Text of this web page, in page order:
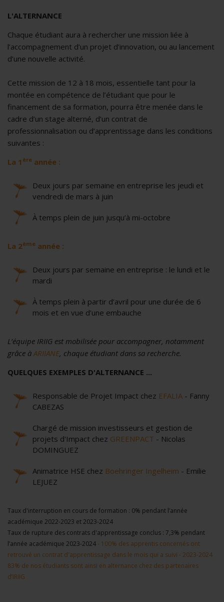
L'ALTERNANCE
Chaque étudiant aura à rechercher une mission liée à
l’accompagnement d’un projet d’innovation, ou au lancement
d’une nouvelle activité.
Cette mission de 12 à 18 mois, essentielle tant pour la
montée en compétence de l’étudiant que pour le
financement de sa formation, pourra être menée dans le
cadre d’un stage alterné, d’un contrat de
professionnalisation ou d’apprentissage dans les conditions
suivantes :
La 1 ère année :
Deux jours par semaine en entreprise les jeudi et
vendredi de mars à juin
À temps plein de juin jusqu’à mi-octobre
La 2ème année :
Deux jours par semaine en entreprise : le lundi et le
mardi
À temps plein à partir d’avril pour une durée de 6
mois et en vue d’une embauche
L’équipe IRIIG est mobilisée pour accompagner, notamment
grâce à ARIIANE, chaque étudiant dans sa recherche.
QUELQUES EXEMPLES D'ALTERNANCE ...
Responsable de Projet Impact chez EFALIA - Fanny
CABEZAS
Chargé de mission investisseurs et gestion de
projets d'Impact chez GREENPACT - Nicolas
DOMINGUEZ
Animatrice HSE chez Boehringer Ingelheim - Emilie
LEJUEZ
Taux d'interruption en cours de formation : 0% pendant l’année
académique 2022-2023 et 2023-2024
Taux de rupture des contrats d'apprentissage conclus : 7,3% pendant
l’année académique 2023-2024 - 100% des apprentis concernés ont
retrouvé un contrat d'apprentissage dans le mois qui a suivi - 2023-2024
83% de nos étudiants sont ainsi en alternance chez des partenaires
d’IRIIG